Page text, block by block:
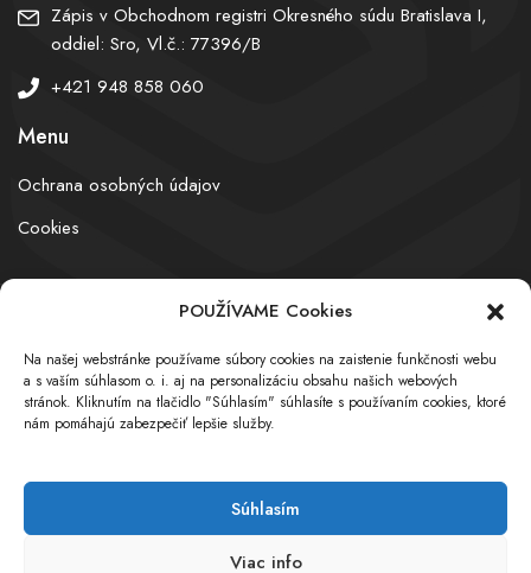
POUŽÍVAME Cookies
Na našej webstránke používame súbory cookies na zaistenie funkčnosti webu
a s vaším súhlasom o. i. aj na personalizáciu obsahu našich webových
stránok. Kliknutím na tlačidlo "Súhlasím" súhlasíte s používaním cookies, ktoré
nám pomáhajú zabezpečiť lepšie služby.
Súhlasím
Viac info
Zápis v Obchodnom registri Okresného súdu Bratislava I,
oddiel: Sro, Vl.č.: 77396/B
+421 948 858 060
Menu
Ochrana osobných údajov
Cookies